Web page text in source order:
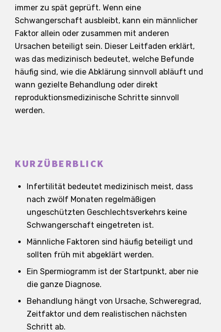
immer zu spät geprüft. Wenn eine
Schwangerschaft ausbleibt, kann ein männlicher
Faktor allein oder zusammen mit anderen
Ursachen beteiligt sein. Dieser Leitfaden erklärt,
was das medizinisch bedeutet, welche Befunde
häufig sind, wie die Abklärung sinnvoll abläuft und
wann gezielte Behandlung oder direkt
reproduktionsmedizinische Schritte sinnvoll
werden.
KURZÜBERBLICK
Infertilität bedeutet medizinisch meist, dass
nach zwölf Monaten regelmäßigen
ungeschützten Geschlechtsverkehrs keine
Schwangerschaft eingetreten ist.
Männliche Faktoren sind häufig beteiligt und
sollten früh mit abgeklärt werden.
Ein Spermiogramm ist der Startpunkt, aber nie
die ganze Diagnose.
Behandlung hängt von Ursache, Schweregrad,
Zeitfaktor und dem realistischen nächsten
Schritt ab.